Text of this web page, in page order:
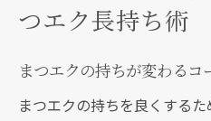
つエク長持ち術
まつエクの持ちが変わる
まつエクの持ちを良くする